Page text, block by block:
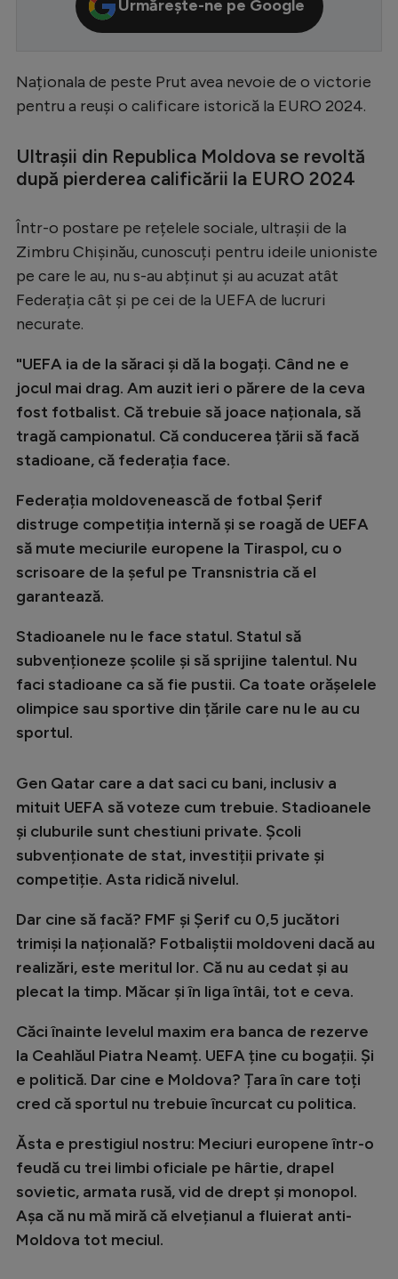
CM 2026
LaLiga
Bundesliga
Ligue 1
Campionate
Starurile fotbalului
Clasamente
Natație
Formula 1
Gimnastică
Rugby
Ciclism
Alte sporturi
JO 2026
Creează cont
Urmărește-ne pe Google
Naționala de peste Prut avea nevoie de o victorie
pentru a reuși o calificare istorică la EURO 2024.
Ultrașii din Republica Moldova se revoltă
după pierderea calificării la EURO 2024
Într-o postare pe rețelele sociale, ultrașii de la
Zimbru Chișinău, cunoscuți pentru ideile unioniste
pe care le au, nu s-au abținut și au acuzat atât
Federația cât și pe cei de la UEFA de lucruri
necurate.
"UEFA ia de la săraci și dă la bogați. Când ne e
jocul mai drag. Am auzit ieri o părere de la ceva
fost fotbalist. Că trebuie să joace naționala, să
tragă campionatul. Că conducerea țării să facă
stadioane, că federația face.
Federația moldovenească de fotbal Șerif
distruge competiția internă și se roagă de UEFA
să mute meciurile europene la Tiraspol, cu o
scrisoare de la șeful pe Transnistria că el
garantează.
Stadioanele nu le face statul. Statul să
subvenționeze școlile și să sprijine talentul. Nu
faci stadioane ca să fie pustii. Ca toate orășelele
olimpice sau sportive din țările care nu le au cu
sportul.
Gen Qatar care a dat saci cu bani, inclusiv a
mituit UEFA să voteze cum trebuie. Stadioanele
și cluburile sunt chestiuni private. Școli
subvenționate de stat, investiții private și
competiție. Asta ridică nivelul.
Dar cine să facă? FMF și Șerif cu 0,5 jucători
trimiși la națională? Fotbaliștii moldoveni dacă au
realizări, este meritul lor. Că nu au cedat și au
plecat la timp. Măcar și în liga întâi, tot e ceva.
Căci înainte levelul maxim era banca de rezerve
la Ceahlăul Piatra Neamț. UEFA ține cu bogații. Și
e politică. Dar cine e Moldova? Țara în care toți
cred că sportul nu trebuie încurcat cu politica.
Ăsta e prestigiul nostru: Meciuri europene într-o
feudă cu trei limbi oficiale pe hârtie, drapel
sovietic, armata rusă, vid de drept și monopol.
Așa că nu mă miră că elvețianul a fluierat anti-
Moldova tot meciul.